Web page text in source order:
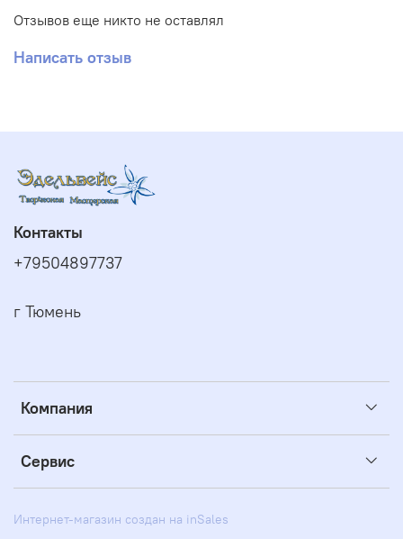
Отзывов еще никто не оставлял
Написать отзыв
Компания
Сервис
Контакты
+79504897737
г Тюмень
Интернет-магазин создан на inSales